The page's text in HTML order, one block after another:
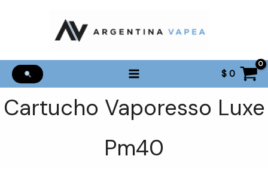
$0
Cartucho Vaporesso Luxe
Pm40